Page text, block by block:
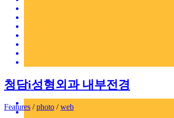
청담i성형외과 내부전경
Features /photo /web